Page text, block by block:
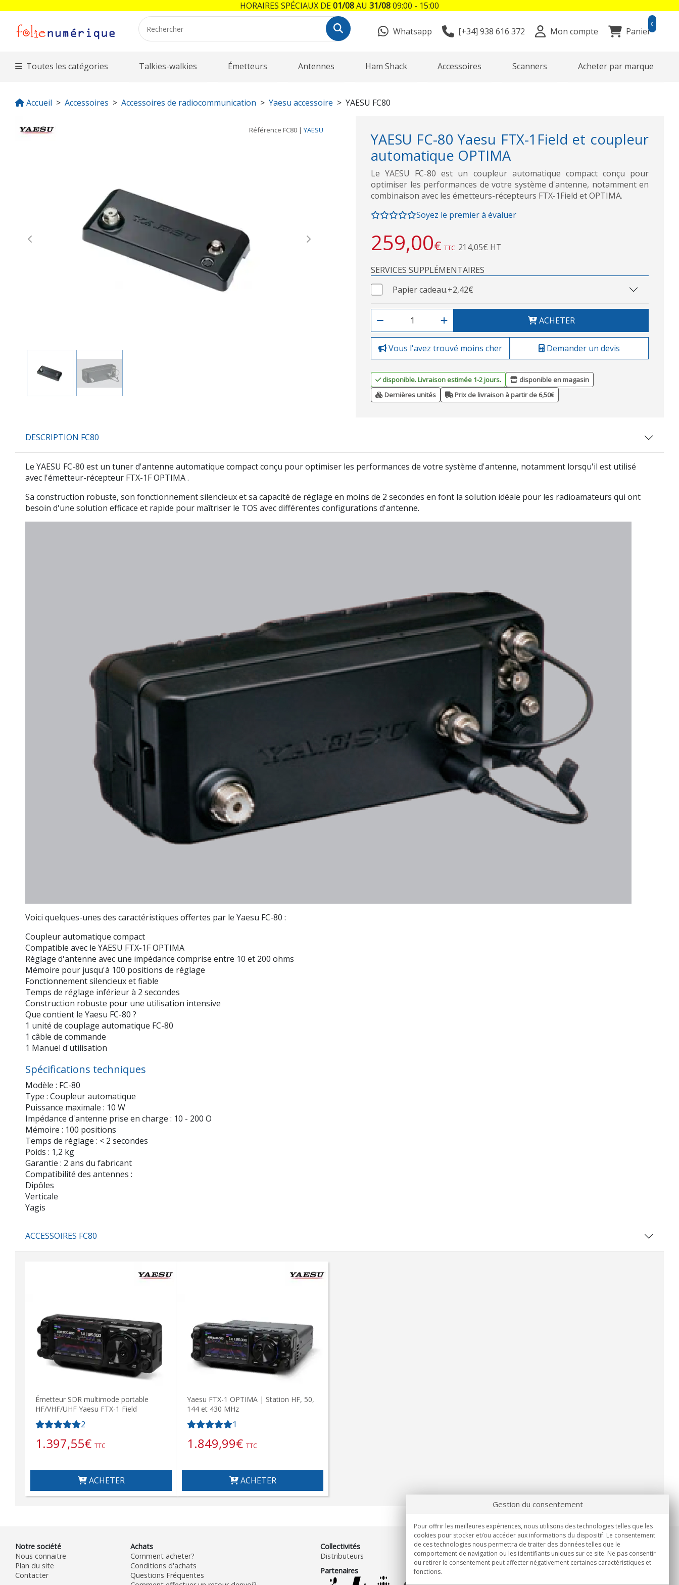
Whatsapp [+34] 938 616 372 Mon compte Panier
0
Toutes les catégories Talkies-walkies Émetteurs Antennes Ham Shack Accessoires Scanners Acheter par marque
Accueil Accessoires Accessoires de radiocommunication Yaesu accessoire YAESU FC80
Référence FC80 | YAESU
Previous Next
YAESU FC-80 Yaesu FTX-1Field et coupleur
automatique OPTIMA
Le YAESU FC-80 est un coupleur automatique compact conçu pour
optimiser les performances de votre système d'antenne, notamment en
combinaison avec les émetteurs-récepteurs FTX-1Field et OPTIMA.
Soyez le premier à évaluer
259,00€ TTC 214,05€ HT
SERVICES SUPPLÉMENTAIRES
Papier cadeau.+2,42€
ACHETER
Vous l'avez trouvé moins cher Demander un devis
disponible. Livraison estimée 1-2 jours.
disponible en magasin
Dernières unités
Prix de livraison à partir de 6,50€
DESCRIPTION FC80
Le YAESU FC-80 est un tuner d'antenne automatique compact conçu pour optimiser les performances de votre système d'antenne, notamment lorsqu'il est utilisé
avec l'émetteur-récepteur FTX-1F OPTIMA.
Sa construction robuste, son fonctionnement silencieux et sa capacité de réglage en moins de 2 secondes en font la solution idéale pour les radioamateurs qui ont
besoin d'une solution efficace et rapide pour maîtriser le TOS avec différentes configurations d'antenne.
Voici quelques-unes des caractéristiques offertes par le Yaesu FC-80 :
Coupleur automatique compact
Compatible avec le YAESU FTX-1F OPTIMA
Réglage d'antenne avec une impédance comprise entre 10 et 200 ohms
Mémoire pour jusqu'à 100 positions de réglage
Fonctionnement silencieux et fiable
Temps de réglage inférieur à 2 secondes
Construction robuste pour une utilisation intensive
Que contient le Yaesu FC-80 ?
1 unité de couplage automatique FC-80
1 câble de commande
1 Manuel d'utilisation
Spécifications techniques
Modèle : FC-80
Type : Coupleur automatique
Puissance maximale : 10 W
Impédance d'antenne prise en charge : 10 - 200 O
Mémoire : 100 positions
Temps de réglage : < 2 secondes
Poids : 1,2 kg
Garantie : 2 ans du fabricant
Compatibilité des antennes :
Dipôles
Verticale
Yagis
ACCESSOIRES FC80
Émetteur SDR multimode portable
HF/VHF/UHF Yaesu FTX-1 Field
2
1.397,55€ TTC
ACHETER
Yaesu FTX-1 OPTIMA | Station HF, 50,
144 et 430 MHz
1
1.849,99€ TTC
ACHETER
Notre société
Nous connaitre
Plan du site
Contacter
Achats
Comment acheter?
Conditions d'achats
Questions Fréquentes
Collectivités
Distributeurs
Partenaires
Informations
Lun.-Ven. 9h00 - 15h00.
Livraison en
Gestion du consentement
Pour offrir les meilleures expériences, nous utilisons des technologies telles que les
cookies pour stocker et/ou accéder aux informations du dispositif. Le consentement
de ces technologies nous permettra de traiter des données telles que le
comportement de navigation ou les identifiants uniques sur ce site. Ne pas consentir
ou retirer le consentement peut affecter négativement certaines caractéristiques et
fonctions.
HORAIRES SPÉCIAUX DE01/08AU 31/0809:00 - 15:00